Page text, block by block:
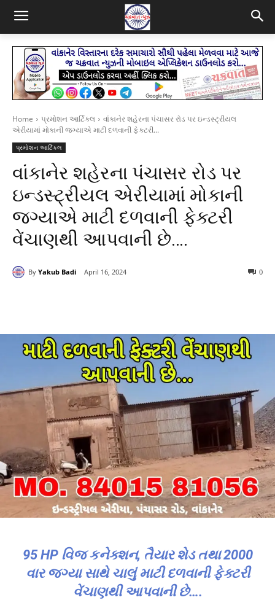
Home પ્રમોશન આર્ટિકલ
વાંકાનેર શહેરના પંચાસર રોડ પર ઇન્ડસ્ટ્રીયલ
એરીયામાં મોકાની જગ્યાએ માટી દળવાની ફેક્ટરી...
પ્રમોશન આર્ટિકલ
વાંકાનેર શહેરના પંચાસર રોડ પર
ઇન્ડસ્ટ્રીયલ એરીયામાં મોકાની
જગ્યાએ માટી દળવાની ફેક્ટરી
વેંચાણથી આપવાની છે….
By Yakub Badi April 16, 2024 0
95 HP વિજ કનેક્શન, તૈયાર શેડ તથા 2000
વાર જગ્યા સાથે ચાલું માટી દળવાની ફેક્ટરી
વેંચાણથી આપવાની છે….